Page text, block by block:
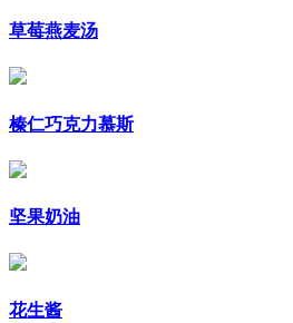
草莓燕麦汤
榛仁巧克力慕斯
坚果奶油
花生酱